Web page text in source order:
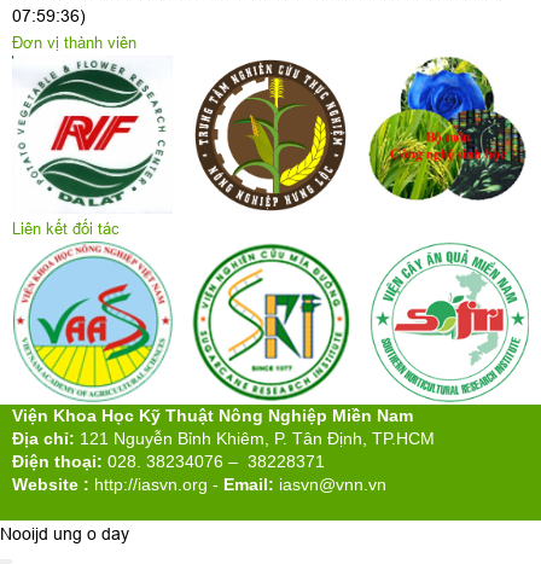
07:59:36)
Đơn vị thành viên
Liên kết đối tác
Viện Khoa Học Kỹ Thuật Nông Nghiệp Miền Nam
Địa chỉ: 121 Nguyễn Bỉnh Khiêm, P. Tân Định, TP.HCM
Điện thoại: 028. 38234076 – 38228371
Website : http://iasvn.org - Email: iasvn@vnn.vn
Nooijd ung o day